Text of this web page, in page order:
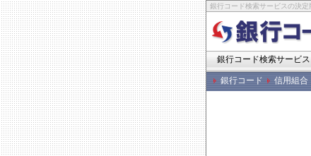
銀行コード検索サービスの決
銀行コード検索サービス
銀行コード
信用組合